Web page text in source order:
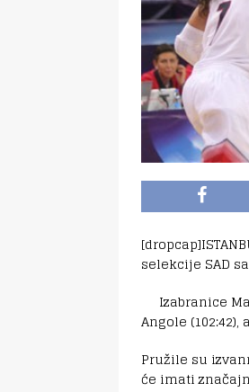
selekcije SAD
Izabranice
Angole
Pružile su
će imati